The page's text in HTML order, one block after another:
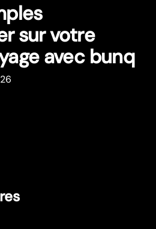
sur votre
avec bunq